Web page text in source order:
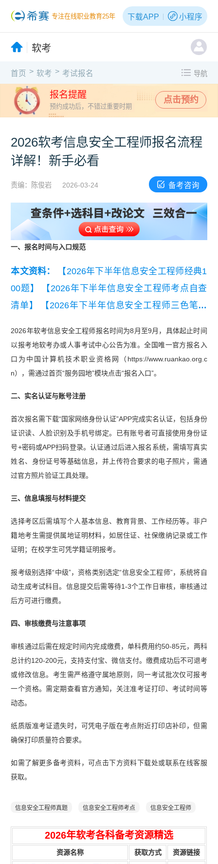
专注在线职业教育25年 下载APP 小程序
软考
首页 > 软考 > 考试报名 导航
报名提醒
预约成功后，不错过重要时期
点击预约
2026软考信息安全工程师报名流程
详解！新手必看
责编：陈俊岩 2026-03-24 备考咨询
一、报名时间与入口规范
本文资料：
【2026年下半年信息安全工程师经典1
00题】
【2026年下半年信息安全工程师考点自查
清单】
【2026年下半年信息安全工程师三色笔记
知识点集锦】 【2026年下半年信息安全工程师易
混淆知识点】 【2026年下半年信息安全工程师新
生入学测试卷】 【2026年下半年信息安全工程师
学习手册】 【2026年下半年信息安全工程师学习
介】 【2026年下半年信息安全工程师学习计划】
2026年软考信息安全工程师报名时间为8月至9月，具体起止时间
以报考地软考办或人事考试中心公告为准。全国唯一官方报名入
口为中国计算机技术职业资格网（https://www.ruankao.org.c
n），需通过首页“服务园地”模块点击“报名入口”。
二、实名认证与账号注册
首次报名需下载“国家网络身份认证”APP完成实名认证，包括身份
证识读、人脸识别及手机号绑定。已有账号者可直接使用身份证
号+密码或APP扫码登录。认证通过后进入报名系统，需填写真实
姓名、身份证号等基础信息，并上传符合要求的电子照片，需通
过官方照片验证工具处理。
三、信息填报与材料提交
选择考区后需填写个人基本信息、教育背景、工作经历等。非户
籍地考生需提供属地证明材料，如居住证、社保缴纳记录或工作
证明；在校学生可凭学籍证明报考。
报考级别选择“中级”，资格类别选定“信息安全工程师”，系统将自
动生成考试科目。信息提交后需等待1-3个工作日审核，审核通过
后方可进行缴费。
四、审核缴费与注意事项
审核通过后需在规定时间内完成缴费，单科费用约50-85元，两科
总计约120-200元，支持支付宝、微信支付。缴费成功后不可退考
或修改信息。考生需严格遵守属地原则，同一考试批次仅可报考
一个资格。需定期查看官方通知，关注准考证打印、考试时间等
动态。
纸质版准考证遗失时，可凭电子版在考点附近打印店补印，但需
确保打印质量符合要求。
如需了解更多备考资料，可点击下方资料下载处或联系在线客服
获取。
信息安全工程师真题 信息安全工程师考点 信息安全工程师
2026年软考各科备考资源精选
资源名称 获取方式 资源链接